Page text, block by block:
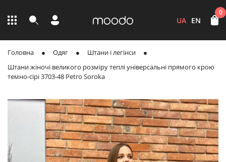
UA EN
0
Головна Одяг
Штани і легінси
Штани жіночі великого розміру теплі універсальні прямого крою
темно-сірі 3703-48 Petro Soroka